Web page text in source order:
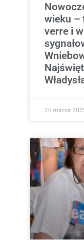
wieku –
verre i
24 marca